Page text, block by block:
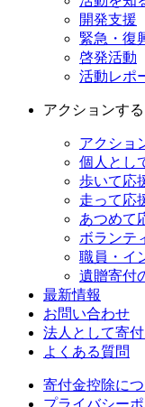
開発支援
緊急・復
啓発活動
活動レポ
アクションする
アクショ
個人とし
歩いて応
走って応
あつめて
ボランテ
職員・イ
遺贈寄付
最新情報
お問い合わせ
法人として寄
よくある質問
寄付金控除に
プライバシー